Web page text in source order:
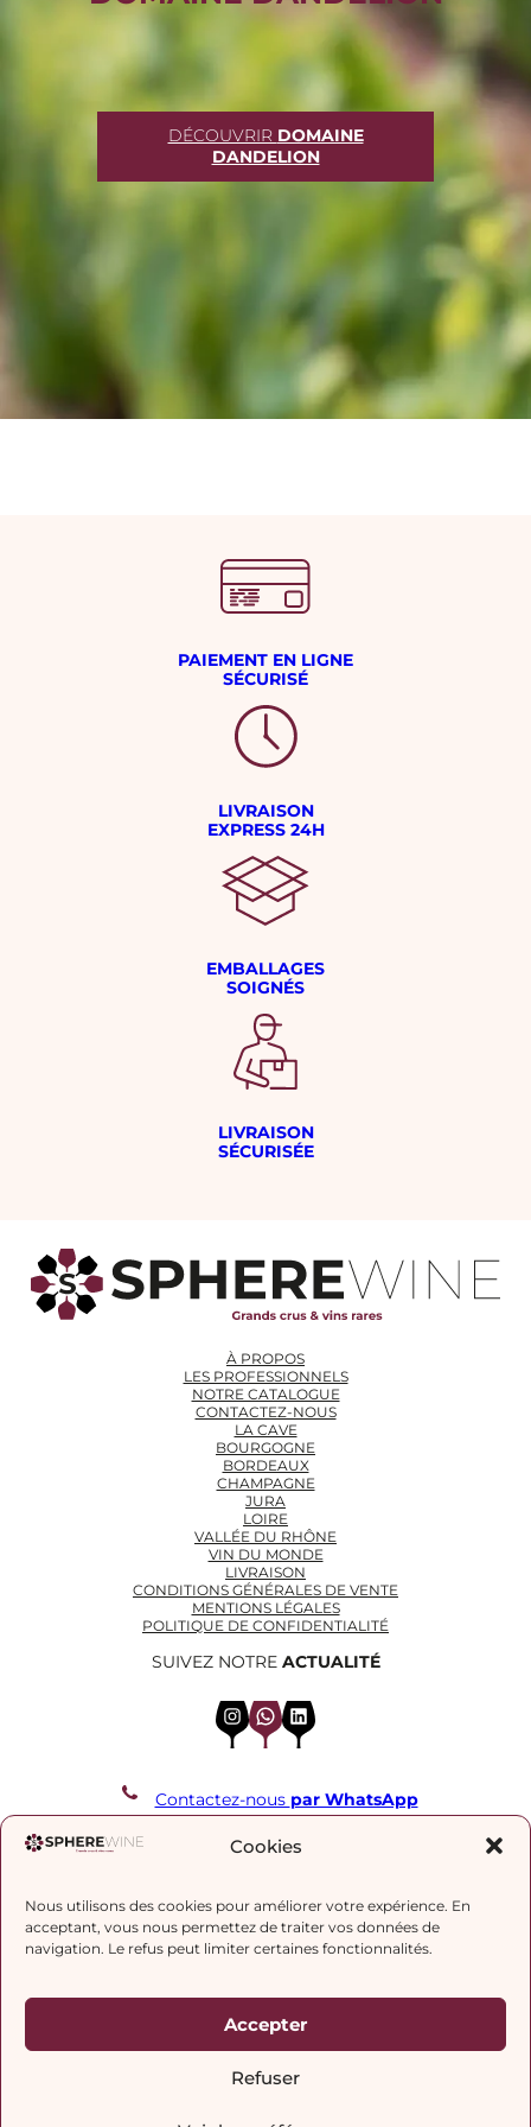
Cookies
Nous utilisons des cookies pour améliorer votre expérience. En
acceptant, vous nous permettez de traiter vos données de
navigation. Le refus peut limiter certaines fonctionnalités.
Accepter
Refuser
DÉCOUVRIR DOMAINE
DANDELION
PAIEMENT EN LIGNE
SÉCURISÉ
LIVRAISON
EXPRESS 24H
EMBALLAGES
SOIGNÉS
LIVRAISON
SÉCURISÉE
À PROPOS
LES PROFESSIONNELS
NOTRE CATALOGUE
CONTACTEZ-NOUS
LA CAVE
BOURGOGNE
BORDEAUX
CHAMPAGNE
JURA
LOIRE
VALLÉE DU RHÔNE
VIN DU MONDE
LIVRAISON
CONDITIONS GÉNÉRALES DE VENTE
MENTIONS LÉGALES
POLITIQUE DE CONFIDENTIALITÉ
SUIVEZ NOTRE ACTUALITÉ
InstagramWhatsApp LinkedIn
Contactez-nous par WhatsApp
REJOIGNEZ NOTRE LISTE DE DIFFUSION
politique de confidentialité.